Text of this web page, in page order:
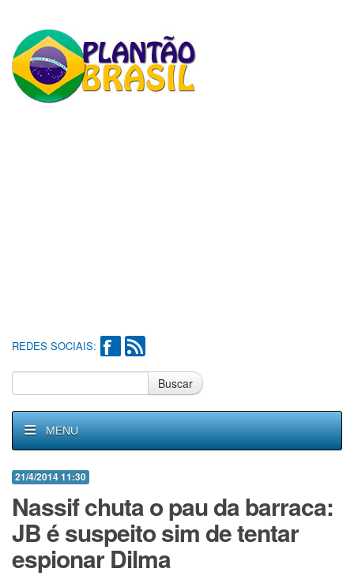
REDES SOCIAIS:
Buscar
MENU
21/4/2014 11:30
Nassif chuta o pau da barraca:
JB é suspeito sim de tentar
espionar Dilma